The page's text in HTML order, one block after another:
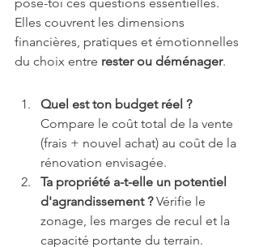
Elles couvrent les dimensions
financières, pratiques et émotionnelles
du choix entre rester ou déménager.
Quel est ton budget réel ?
Compare le coût total de la vente
(frais + nouvel achat) au coût de la
rénovation envisagée.
Ta propriété a-t-elle un potentiel
d'agrandissement ? Vérifie le
zonage, les marges de recul et la
capacité portante du terrain.